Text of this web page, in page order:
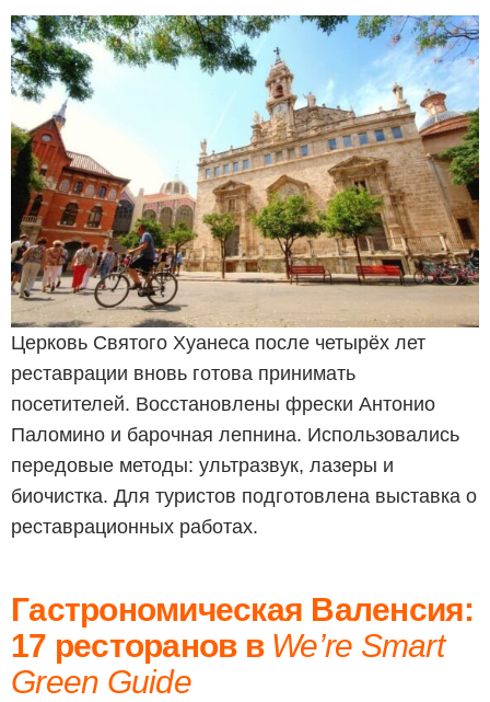
Церковь Святого Хуанеса после четырёх лет
реставрации вновь готова принимать
посетителей. Восстановлены фрески Антонио
Паломино и барочная лепнина. Использовались
передовые методы: ультразвук, лазеры и
биочистка. Для туристов подготовлена выставка о
реставрационных работах.
Гастрономическая Валенсия:
17 ресторанов в We’re Smart
Green Guide